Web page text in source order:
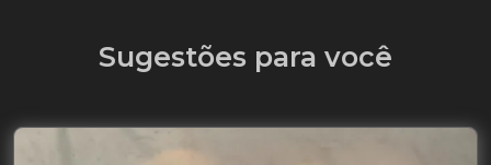
Sugestões para você